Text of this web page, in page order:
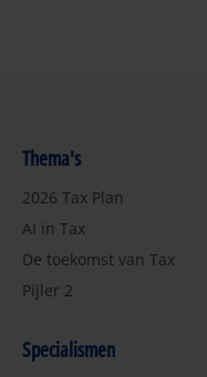
Thema's
2026 Tax Plan
AI in Tax
De toekomst van Tax
Pijler 2
Specialismen